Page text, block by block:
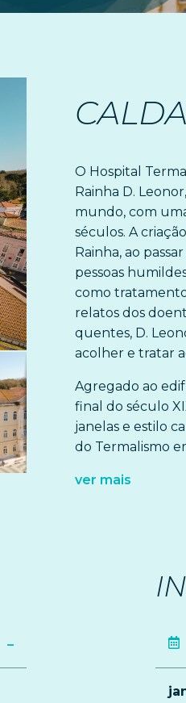
O Hospital
Rainha D.
mundo, com
séculos. A
Rainha, ao
pessoas
como tratamento
relatos dos
quentes, D.
acolher e tratar
Agregado ao
final do século
janelas e estilo
do Termalismo
ver mais